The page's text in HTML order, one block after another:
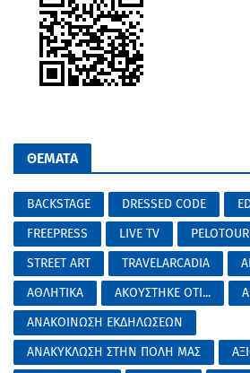
ΘΕΜΑΤΑ
BACKSTAGE DRESSED CODE
FREEPRESS
LIVE TV
STREET ART
TRAVELARCADIA
ΑΘΛΗΤΙΚΑ
ΑΚΟΥΣΤΗΚΕ ΟΤΙ...
ΑΝΑΚΟΙΝΩΣΗ ΕΚΔΗΛΩΣΕΩΝ
ΑΝΑΚΥΚΛΩΣΗ ΣΤΗΝ ΠΟΛΗ ΜΑΣ